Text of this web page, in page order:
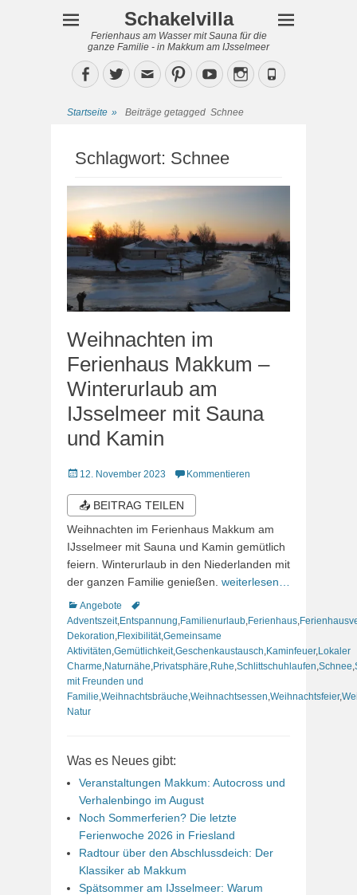
Schakelvilla
Ferienhaus am Wasser mit Sauna für die
ganze Familie - in Makkum am IJsselmeer
Facebook
TwitterEmailPinterestYouTubeInstagram
Phone
Startseite » Beiträge getagged Schnee
Schlagwort: Schnee
Weihnachten im
Ferienhaus Makkum –
Winterurlaub am
IJsselmeer mit Sauna
und Kamin
Veröffentlicht
12. November 2023 Kommentieren
📤 BEITRAG TEILEN
Weihnachten im Ferienhaus Makkum am
IJsselmeer mit Sauna und Kamin gemütlich
feiern. Winterurlaub in den Niederlanden mit
der ganzen Familie genießen. weiterlesen…
Kategorien
Angebote
Schlagworte
Adventszeit, Entspannung Familienurlaub Ferienhaus
Dekoration Flexibilität,Gemeinsame
Aktivitäten Gemütlichkeit,Geschenkaustausch Kaminfeuer, Lokaler
Charme Naturnähe Privatsphäre Ruhe Schlittschuhlaufen Schnee
mit Freunden und
Familie Weihnachtsbräuche Weihnachtsessen Weihnachtsfeier,
Natur
Was es Neues gibt:
Veranstaltungen Makkum: Autocross und
Verhalenbingo im August
Noch Sommerferien? Die letzte
Ferienwoche 2026 in Friesland
Radtour über den Abschlussdeich: Der
Klassiker ab Makkum
Spätsommer am IJsselmeer: Warum